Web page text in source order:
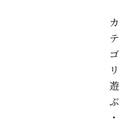
カ
テ
ゴ
リ
遊
ぶ
・